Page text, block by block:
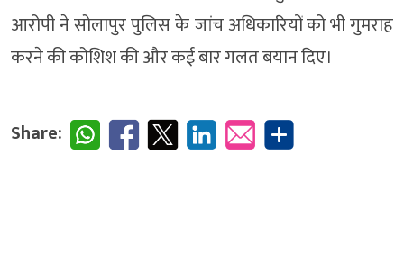
आरोपी ने सोलापुर पुलिस के जांच अधिकारियों को भी गुमराह
करने की कोशिश की और कई बार गलत बयान दिए।
Share: